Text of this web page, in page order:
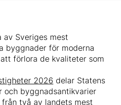
av Sveriges mest
byggnader för moderna
förlora de kvaliteter som
2026 delar Statens
och byggnadsantikvarier
två av landets mest